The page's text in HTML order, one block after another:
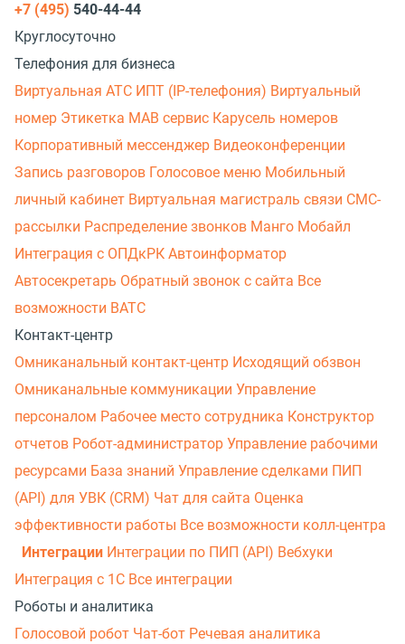
+7 (495) 540-44-44
Круглосуточно
Телефония для бизнеса
Виртуальная АТС ИПТ (IP-телефония) Виртуальный
номер Этикетка МАВ сервис Карусель номеров
Корпоративный мессенджер Видеоконференции
Запись разговоров Голосовое меню Мобильный
личный кабинет Виртуальная магистраль связи СМС-
рассылки Распределение звонков Манго Мобайл
Интеграция с ОПДкРК Автоинформатор
Автосекретарь Обратный звонок с сайта Все
возможности ВАТС
Контакт-центр
Омниканальный контакт-центр Исходящий обзвон
Омниканальные коммуникации Управление
персоналом Рабочее место сотрудника Конструктор
отчетов Робот-администратор Управление рабочими
ресурсами База знаний Управление сделками ПИП
(API) для УВК (CRM) Чат для сайта Оценка
эффективности работы Все возможности колл-центра
Интеграции Интеграции по ПИП (API) Вебхуки
Интеграция с 1С Все интеграции
Роботы и аналитика
Голосовой робот Чат-бот Речевая аналитика